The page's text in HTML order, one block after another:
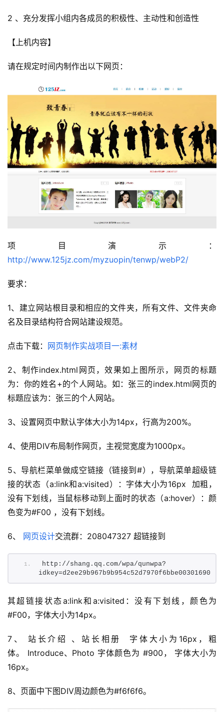
咨
讯
教
程
设
计
2 、充分发挥小组内各成员的积极性、主动性和创造性
【上机内容】
请在规定时间内制作出以下网页：
项目演示：
http://www.125jz.com/myzuopin/tenwp/webP2/
要求：
1、建立网站根目录和相应的文件夹，所有文件、文件夹命
名及目录结构符合网站建设规范。
点击下载： 网页制作实战项目一:素材
2、制作index.html网页，效果如上图所示，网页的标题
为：你的姓名+的个人网站。如：张三的index.html网页的
标题应该为：张三的个人网站。
3、设置网页中默认字体大小为14px，行高为200%。
4、使用DIV布局制作网页，主视觉宽度为1000px。
5、导航栏菜单做成空链接（链接到#），导航菜单超级链
接的状态（a:link和a:visited）：字体大小为16px  加粗，
没有下划线，当鼠标移动到上面时的状态（a:hover）：颜
色变为#F00 ，没有下划线。
6、 网页设计交流群：208047327 超链接到
http://shang.qq.com/wpa/qunwpa?
其超链接状态a:link和a:visited：没有下划线，颜色为
#F00，字体大小为14px。
7、 站长介绍 、站长相册  字体大小为16px，粗
体。 Introduce、Photo 字体颜色为 #900， 字体大小为
16px。
8、页面中下图DIV周边颜色为#f6f6f6。